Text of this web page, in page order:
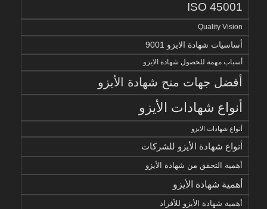
ISO 45001
Quality Vision
أساسيات شهادة الايزو 9001
أسباب مهمة للحصول شهادة الايزو
أفضل جهات منح شهادة الأيزو
أنواع شهادات الأيزو
أنواع شهادات الايزو
أنواع شهادة الأيزو للشركات
أهمية التحقق من شهادة الأيزو
أهمية شهادة الأيزو
أهمية شهادة الأيزو للأفراد